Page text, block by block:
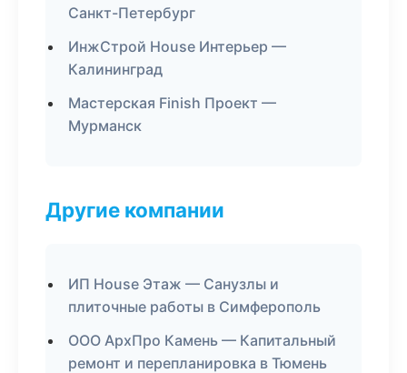
Санкт-Петербург
ИнжСтрой House Интерьер —
Калининград
Мастерская Finish Проект —
Мурманск
Другие компании
ИП House Этаж — Санузлы и
плиточные работы в Симферополь
ООО АрхПро Камень — Капитальный
ремонт и перепланировка в Тюмень